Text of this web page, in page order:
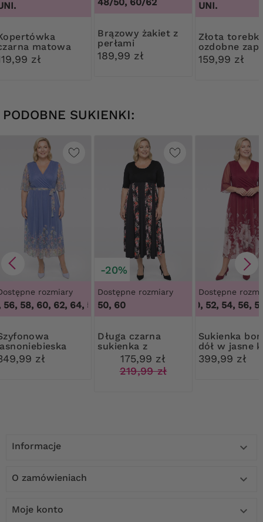
matowa
zł
Brązowy żakiet z
perłami
189,99 zł
UNI.
Złota torebka
ozdobne
159,99 zł
PODOBNE SUKIENKI:
rozmiary
58, 60, 62, 64,50, 54, 56, 58, 60, 62, 64
z
zł
-20%
Dostępne rozmiary
50, 60
Długa czarna
sukienka z
wzorem w kwiaty
175,99 zł
219,99 zł
Dostępne
48, 50, 52, 54, 56,
Sukienka bordowa
dół w jasne
399,99 zł
Informacje 
O zamówieniach 
Moje konto 